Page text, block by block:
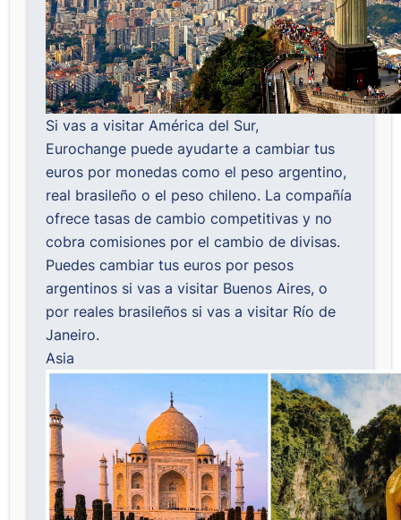
Si vas a visitar América del Sur,
Eurochange puede ayudarte a cambiar tus
euros por monedas como el peso argentino,
real brasileño o el peso chileno. La compañía
ofrece tasas de cambio competitivas y no
cobra comisiones por el cambio de divisas.
Puedes cambiar tus euros por pesos
argentinos si vas a visitar Buenos Aires, o
por reales brasileños si vas a visitar Río de
Janeiro.
Asia